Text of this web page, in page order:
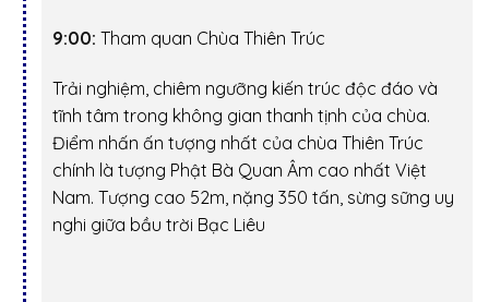
9:00: Tham quan Chùa Thiên Trúc
Trải nghiệm, chiêm ngưỡng kiến trúc độc đáo và
tĩnh tâm trong không gian thanh tịnh của chùa.
Điểm nhấn ấn tượng nhất của chùa Thiên Trúc
chính là tượng Phật Bà Quan Âm cao nhất Việt
Nam. Tượng cao 52m, nặng 350 tấn, sừng sững uy
nghi giữa bầu trời Bạc Liêu